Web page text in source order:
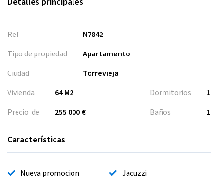
Ref
N7842
Tipo de propiedad
Apartamento
Ciudad
Torrevieja
Vivienda
64 M2
Precio de
255 000 €
Dormitorios
1
Baños
1
Características
Nueva promocion Jacuzzi